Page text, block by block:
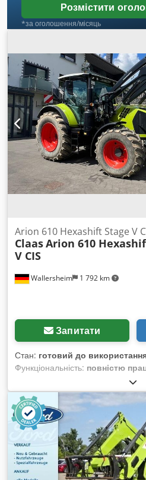
Розмістити
*за оголошення/місяць
Wallersheim 1 792 km
Arion 610 Hexashift Stage V
ClaasArion 610
V CIS
Запитати
Стан: готовий до
Функціональність: повністю
, мотогодини:
дизель, максимальна швидкість:
зелений, Продається:
Arion 610 Hexashift Stage V
виготовлення: 2022
відмінному стані, майже як
напрацюванням, повністю
додаткових інвестицій. Dsdpfx